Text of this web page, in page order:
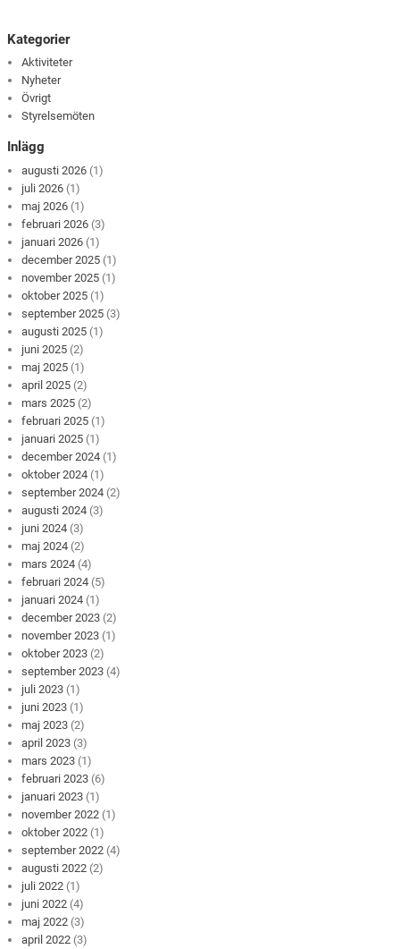
Kategorier
Aktiviteter
Nyheter
Övrigt
Styrelsemöten
Inlägg
augusti 2026 (1)
juli 2026 (1)
maj 2026 (1)
februari 2026 (3)
januari 2026 (1)
december 2025 (1)
november 2025 (1)
oktober 2025 (1)
september 2025 (3)
augusti 2025 (1)
juni 2025 (2)
maj 2025 (1)
april 2025 (2)
mars 2025 (2)
februari 2025 (1)
januari 2025 (1)
december 2024 (1)
oktober 2024 (1)
september 2024 (2)
augusti 2024 (3)
juni 2024 (3)
maj 2024 (2)
mars 2024 (4)
februari 2024 (5)
januari 2024 (1)
december 2023 (2)
november 2023 (1)
oktober 2023 (2)
september 2023 (4)
juli 2023 (1)
juni 2023 (1)
maj 2023 (2)
april 2023 (3)
mars 2023 (1)
februari 2023 (6)
januari 2023 (1)
november 2022 (1)
oktober 2022 (1)
september 2022 (4)
augusti 2022 (2)
juli 2022 (1)
juni 2022 (4)
maj 2022 (3)
april 2022 (3)